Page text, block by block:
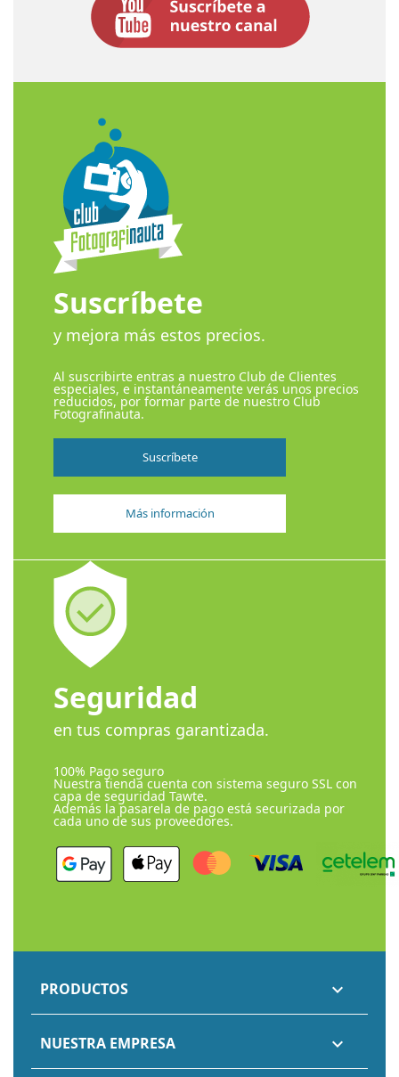
Suscríbete
y mejora más estos precios.
Al suscribirte entras a nuestro Club de Clientes
especiales, e instantáneamente verás unos precios
reducidos, por formar parte de nuestro Club
Fotografinauta.
Suscríbete
Más información
Seguridad
en tus compras garantizada.
100% Pago seguro
Nuestra tienda cuenta con sistema seguro SSL con
capa de seguridad Tawte.
Además la pasarela de pago está securizada por
cada uno de sus proveedores.
PRODUCTOS 
NUESTRA EMPRESA 